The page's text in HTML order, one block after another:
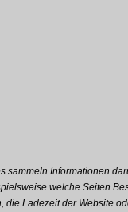
sammeln Informationen
welche Seiten
die Ladezeit der Website